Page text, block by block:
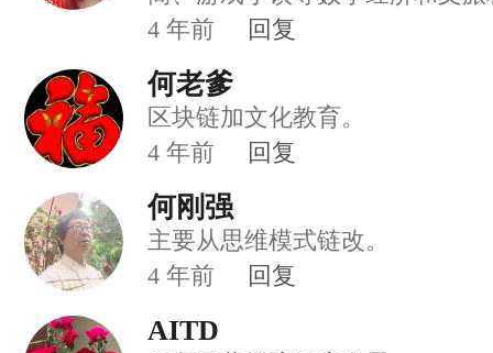
用丰富的文旅资源进行全面合
设和数字化改革在紫阆村全面落
4 年前 回复
何老爹
区块链加文化教育。
4 年前 回复
何刚强
主要从思维模式链改。
4 年前 回复
AITD